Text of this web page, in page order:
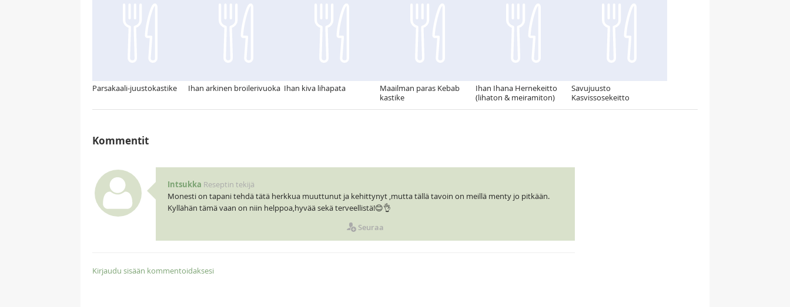
Parsakaali-juustokastike Ihan arkinen broilerivuoka Ihan kiva lihapata
Maailman paras Kebab
kastike
Ihan Ihana Hernekeitto
(lihaton & meiramiton)
Savujuusto
Kasvissosekeitto
Kommentit
Intsukka Reseptin tekijä
Monesti on tapani tehdä tätä herkkua muuttunut ja kehittynyt ,mutta tällä tavoin on meillä menty jo pitkään.
Kyllähän tämä vaan on niin helppoa,hyvää sekä terveellistä!😊👌
Seuraa
Kirjaudu sisään kommentoidaksesi